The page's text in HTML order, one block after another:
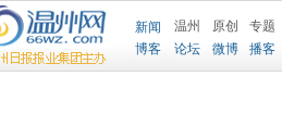
新闻 温州 原创
专题
博客
论坛 微博 播客